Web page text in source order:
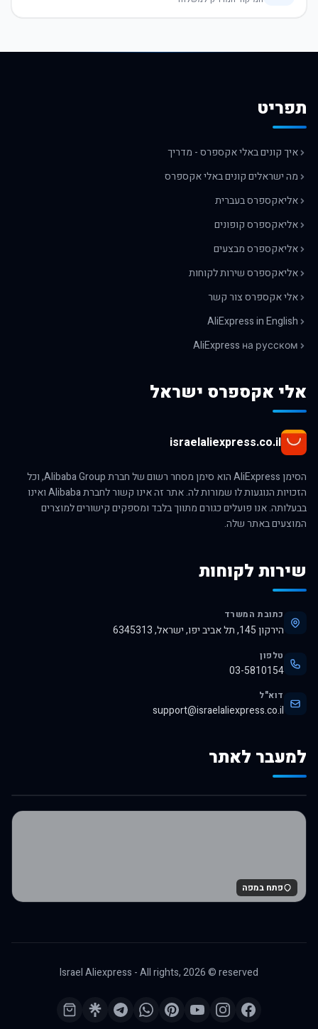
תפריט
איך קונים באלי אקספרס - מדריך
מה ישראלים קונים באלי אקספרס
אליאקספרס בעברית
אליאקספרס קופונים
אליאקספרס מבצעים
אליאקספרס שירות לקוחות
אלי אקספרס צור קשר
AliExpress in English
AliExpress на русском
אלי אקספרס ישראל
israelaliexpress.co.il
הסימן AliExpress הוא סימן מסחר רשום של חברת Alibaba Group, וכל
הזכויות הנוגעות לו שמורות לה. אתר זה אינו קשור לחברת Alibaba ואינו
בבעלותה. אנו פועלים כגורם מתווך בלבד ומספקים קישורים למוצרים
המוצעים באתר שלה.
שירות לקוחות
כתובת המשרד
הירקון 145, תל אביב יפו, ישראל, 6345313
טלפון
03-5810154
דוא"ל
support@israelaliexpress.co.il
למעבר לאתר
לרכישה באלי אקספרס
פתח במפה
Israel Aliexpress - All rights,2026© reserved